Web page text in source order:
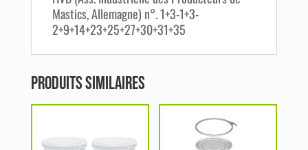
Mastics, Allemagne) n°. 1+3-1+3-
2+9+14+23+25+27+30+31+35
Produits similaires